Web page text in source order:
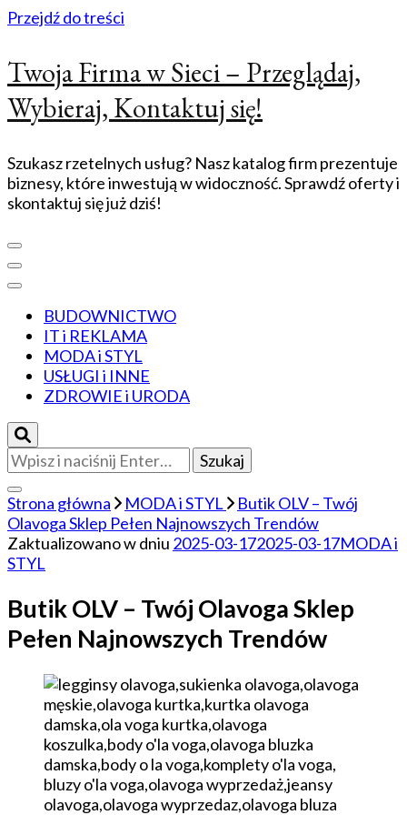
Przejdź do treści
Twoja Firma w Sieci – Przeglądaj,
Wybieraj, Kontaktuj się!
Szukasz rzetelnych usług? Nasz katalog firm prezentuje
biznesy, które inwestują w widoczność. Sprawdź oferty i
skontaktuj się już dziś!
BUDOWNICTWO
IT i REKLAMA
MODA i STYL
USŁUGI i INNE
ZDROWIE i URODA
Szukasz
czegoś?
Strona główna
MODA i STYL
Butik OLV – Twój
Olavoga Sklep Pełen Najnowszych Trendów
Zaktualizowano w dniu 2025-03-172025-03-17MODA i
STYL
Butik OLV – Twój Olavoga Sklep
Pełen Najnowszych Trendów